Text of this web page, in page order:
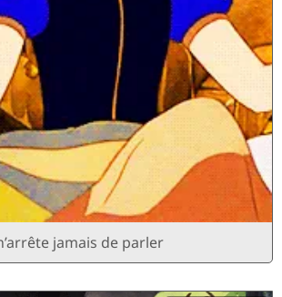
jamais de parler